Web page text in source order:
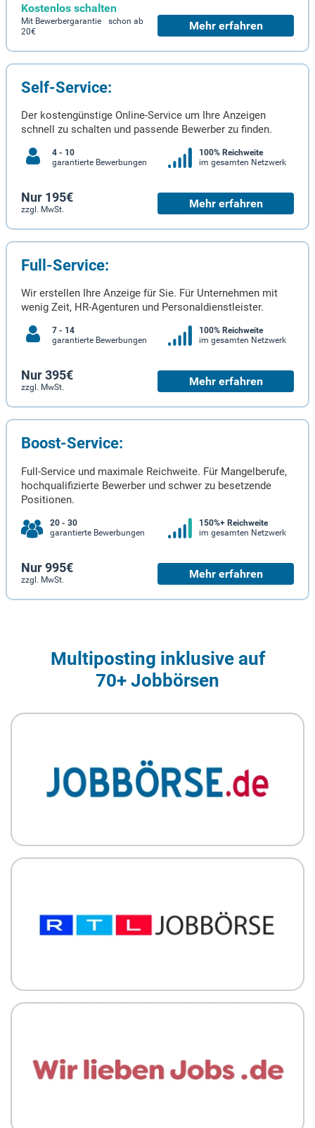
Kostenlos schalten
Mit Bewerbergarantie schon ab
20€
Mehr erfahren
Self-Service:
Der kostengünstige Online-Service um Ihre Anzeigen
schnell zu schalten und passende Bewerber zu finden.
4 - 10
garantierte Bewerbungen
100% Reichweite
im gesamten Netzwerk
Nur 195€
zzgl. MwSt. Mehr erfahren
Full-Service:
Wir erstellen Ihre Anzeige für Sie. Für Unternehmen mit
wenig Zeit, HR-Agenturen und Personaldienstleister.
7 - 14
garantierte Bewerbungen
100% Reichweite
im gesamten Netzwerk
Nur 395€
zzgl. MwSt. Mehr erfahren
Boost-Service:
Full-Service und maximale Reichweite. Für Mangelberufe,
hochqualifizierte Bewerber und schwer zu besetzende
Positionen.
20 - 30
garantierte Bewerbungen
150%+ Reichweite
im gesamten Netzwerk
Nur 995€
zzgl. MwSt. Mehr erfahren
Multiposting inklusive auf
70+ Jobbörsen